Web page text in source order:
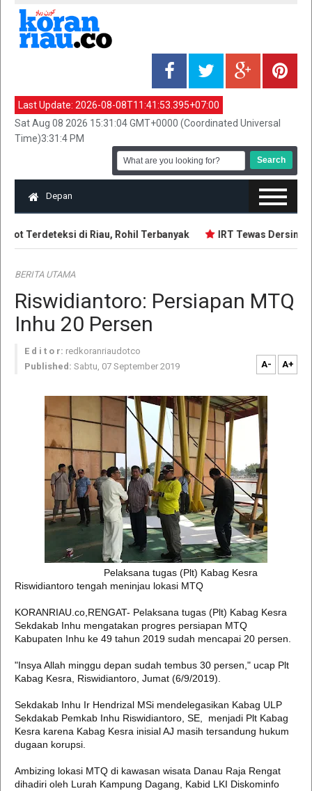
Last Update: 2026-08-08T11:41:53.395+07:00
Sat Aug 08 2026 15:31:04 GMT+0000 (Coordinated Universal
Time)3:31:4 PM
Depan
Terdeteksi di Riau, Rohil Terbanyak IRT Tewas Dersimbah
BERITA UTAMA
Riswidiantoro: Persiapan MTQ
Inhu 20 Persen
E d i t o r: redkoranriaudotco
Published: Sabtu, 07 September 2019 A- A+
Pelaksana tugas (Plt) Kabag Kesra
Riswidiantoro tengah meninjau lokasi MTQ
KORANRIAU.co,RENGAT- Pelaksana tugas (Plt) Kabag Kesra
Sekdakab Inhu mengatakan progres persiapan MTQ
Kabupaten Inhu ke 49 tahun 2019 sudah mencapai 20 persen.
"Insya Allah minggu depan sudah tembus 30 persen," ucap Plt
Kabag Kesra, Riswidiantoro, Jumat (6/9/2019).
Sekdakab Inhu Ir Hendrizal MSi mendelegasikan Kabag ULP
Sekdakab Pemkab Inhu Riswidiantoro, SE, menjadi Plt Kabag
Kesra karena Kabag Kesra inisial AJ masih tersandung hukum
dugaan korupsi.
Ambizing lokasi MTQ di kawasan wisata Danau Raja Rengat
dihadiri oleh Lurah Kampung Dagang, Kabid LKI Diskominfo